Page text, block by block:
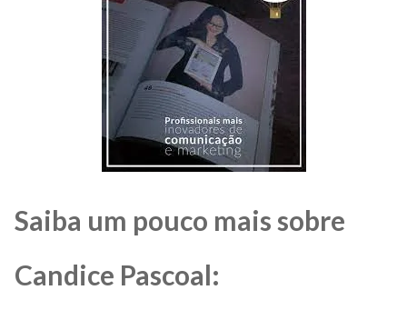
Saiba um pouco mais sobre
Candice Pascoal: